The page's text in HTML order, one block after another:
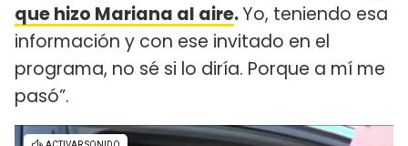
que hizo Mariana al aire.Yo, teniendo esa
información y con ese invitado en el
programa, no sé si lo diría. Porque a mí me
pasó”.